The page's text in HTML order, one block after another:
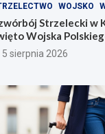
WOJSKO
Strzelecki w
Wojska
5 sierpnia 2026